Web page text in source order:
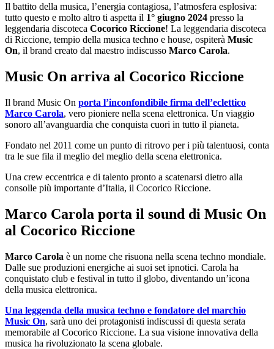
Il battito della musica, l’energia contagiosa, l’atmosfera esplosiva:
tutto questo e molto altro ti aspetta il 1° giugno 2024 presso la
leggendaria discoteca Cocorico Riccione! La leggendaria discoteca
di Riccione, tempio della musica techno e house, ospiterà Music
On, il brand creato dal maestro indiscusso Marco Carola.
Music On arriva al Cocorico Riccione
Il brand Music On porta l’inconfondibile firma dell’eclettico
Marco Carola, vero pioniere nella scena elettronica. Un viaggio
sonoro all’avanguardia che conquista cuori in tutto il pianeta.
Fondato nel 2011 come un punto di ritrovo per i più talentuosi, conta
tra le sue fila il meglio del meglio della scena elettronica.
Una crew eccentrica e di talento pronto a scatenarsi dietro alla
consolle più importante d’Italia, il Cocorico Riccione.
Marco Carola porta il sound di Music On
al Cocorico Riccione
Marco Carola è un nome che risuona nella scena techno mondiale.
Dalle sue produzioni energiche ai suoi set ipnotici. Carola ha
conquistato club e festival in tutto il globo, diventando un’icona
della musica elettronica.
Una leggenda della musica techno e fondatore del marchio
Music On, sarà uno dei protagonisti indiscussi di questa serata
memorabile al Cocorico Riccione. La sua visione innovativa della
musica ha rivoluzionato la scena globale.